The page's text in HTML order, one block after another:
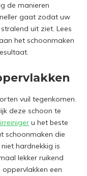
de manieren
gaat zodat uw
uit ziet. Lees
het schoonmaken
vuil tegenkomen.
deze schoon te
u het beste
schoonmaken die
hardnekkig is
lekker ruikend
een